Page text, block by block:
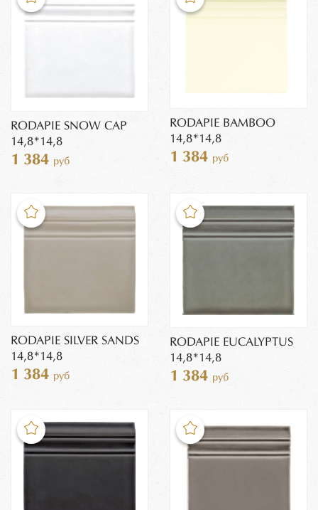
RODAPIE SNOW CAP
14,8*14,8
1 384 руб
RODAPIE BAMBOO
14,8*14,8
1 384 руб
RODAPIE SILVER SANDS
14,8*14,8
1 384 руб
RODAPIE EUCALYPTUS
14,8*14,8
1 384 руб